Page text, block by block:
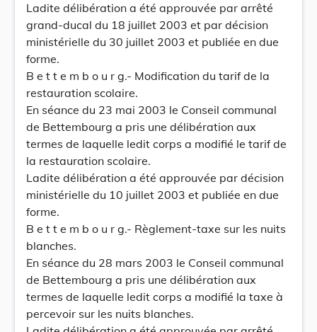
Ladite délibération a été approuvée par arrêté
grand-ducal du 18 juillet 2003 et par décision
ministérielle du 30 juillet 2003 et publiée en due
forme.
B e t t e m b o u r g.- Modification du tarif de la
restauration scolaire.
En séance du 23 mai 2003 le Conseil communal
de Bettembourg a pris une délibération aux
termes de laquelle ledit corps a modifié le tarif de
la restauration scolaire.
Ladite délibération a été approuvée par décision
ministérielle du 10 juillet 2003 et publiée en due
forme.
B e t t e m b o u r g.- Règlement-taxe sur les nuits
blanches.
En séance du 28 mars 2003 le Conseil communal
de Bettembourg a pris une délibération aux
termes de laquelle ledit corps a modifié la taxe à
percevoir sur les nuits blanches.